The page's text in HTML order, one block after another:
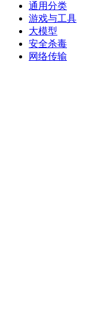
通用分类
游戏与工具
大模型
安全杀毒
网络传输